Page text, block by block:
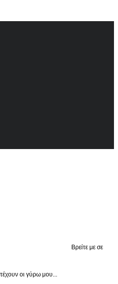
Βρείτε με σε
οι γύρω μου...